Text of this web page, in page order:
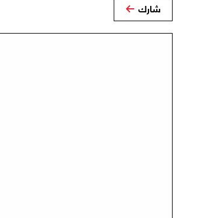
شارك